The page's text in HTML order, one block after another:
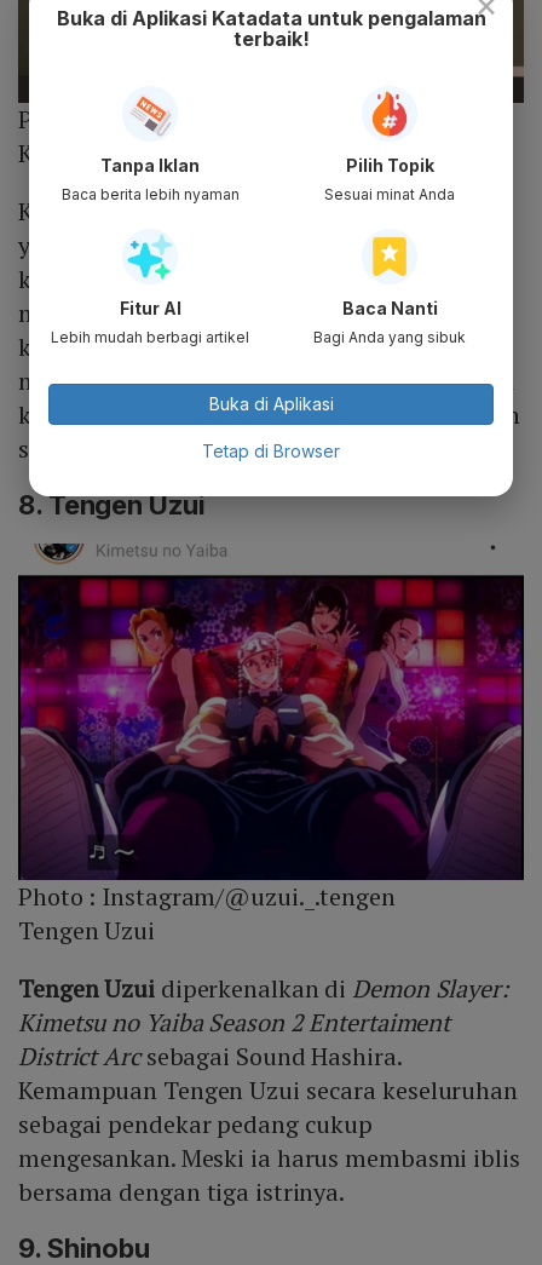
Photo :
Twitter
Kanroji Mitsuri
Kanroji Mitsuri memiliki tingkat kekuatan
yang lebih tinggi dari rata-rata manusia
karena ototnya. Dikatakan bahwa dia bisa
mengangkat batu seberat 15 kilogram
ketika baru berusia 13 bulan. Dia mampu
menahan Hantengu dan memberikan banyak
kerusakan juga. Namun, dia jelas bukan salah
satu Hashira terkuat di anime ini.
8. Tengen Uzui
Photo : Instagram/@uzui._.tengen
Tengen Uzui
Tengen Uzuidiperkenalkan di Demon Slayer:
Kimetsu no Yaiba Season 2 Entertaiment
District Arcsebagai Sound Hashira.
Kemampuan Tengen Uzui secara keseluruhan
sebagai pendekar pedang cukup
mengesankan. Meski ia harus membasmi iblis
bersama dengan tiga istrinya.
9. Shinobu
Buka di Aplikasi Katadata untuk pengalaman
terbaik!
Tanpa Iklan
Baca berita lebih nyaman
Pilih Topik
Sesuai minat Anda
Fitur AI
Lebih mudah berbagi artikel
Baca Nanti
Bagi Anda yang sibuk
Buka di Aplikasi
Tetap di Browser